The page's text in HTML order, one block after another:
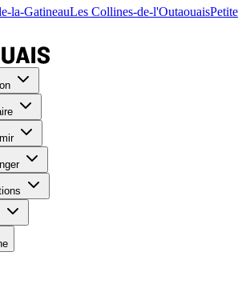
la-GatineauLes Collines-de-l'OutaouaisPetite